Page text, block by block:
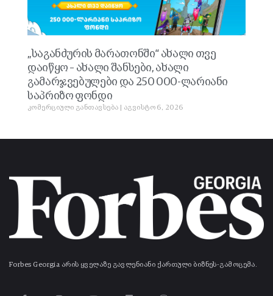
„საგანძურის მარათონში“ ახალი თვე
დაიწყო – ახალი შანსები, ახალი
გამარჯვებულები და 250 000-ლარიანი
საპრიზო ფონდი
კომერციული განთავსება აგვისტო 6, 2026
Forbes Georgia არის ყველაზე გავლენიანი ქართული ბიზნეს-გამოცემა.